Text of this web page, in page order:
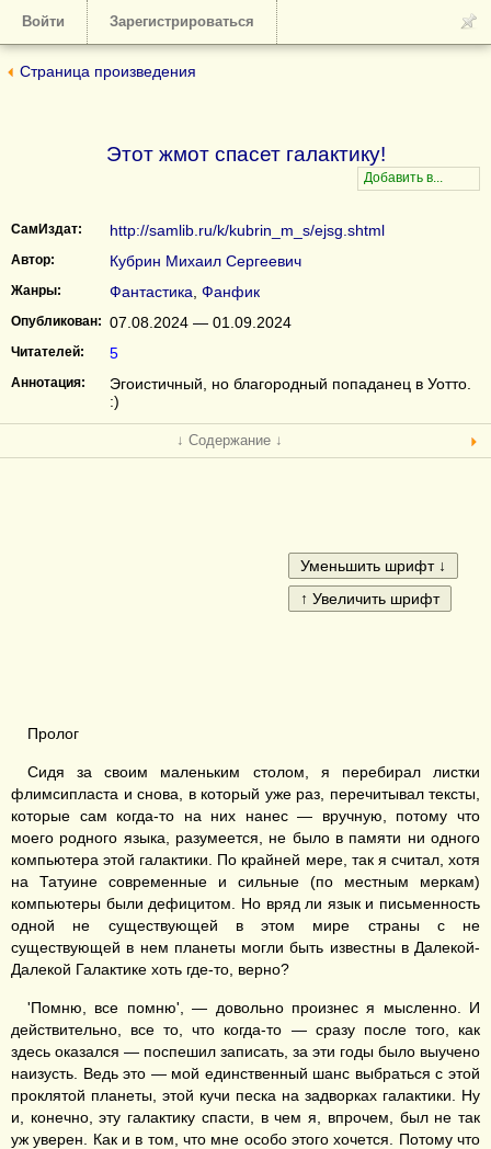
Войти Зарегистрироваться
Страница произведения
Этот жмот спасет галактику!
СамИздат: http://samlib.ru/k/kubrin_m_s/ejsg.shtml
Автор: Кубрин Михаил Сергеевич
Жанры: Фантастика Фанфик
Опубликован: 07.08.2024 — 01.09.2024
Читателей: 5
Аннотация:
Эгоистичный, но благородный попаданец в Уотто.
:)
↓ Содержание ↓
Пролог
Сидя за своим маленьким столом, я перебирал листки
флимсипласта и снова, в который уже раз, перечитывал тексты,
которые сам когда-то на них нанес — вручную, потому что
моего родного языка, разумеется, не было в памяти ни одного
компьютера этой галактики. По крайней мере, так я считал, хотя
на Татуине современные и сильные (по местным меркам)
компьютеры были дефицитом. Но вряд ли язык и письменность
одной не существующей в этом мире страны с не
существующей в нем планеты могли быть известны в Далекой-
Далекой Галактике хоть где-то, верно?
'Помню, все помню', — довольно произнес я мысленно. И
действительно, все то, что когда-то — сразу после того, как
здесь оказался — поспешил записать, за эти годы было выучено
наизусть. Ведь это — мой единственный шанс выбраться с этой
проклятой планеты, этой кучи песка на задворках галактики. Ну
и, конечно, эту галактику спасти, в чем я, впрочем, был не так
уж уверен. Как и в том, что мне особо этого хочется. Потому что